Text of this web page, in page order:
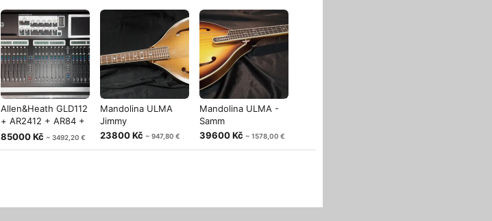
Allen&Heath GLD112
+ AR2412 + AR84 +
t.racks
85000 Kč ~ 3492,20 €
Mandolina ULMA
Jimmy
23800 Kč ~ 947,80 €
Mandolina ULMA -
Samm
39600 Kč ~ 1578,00 €